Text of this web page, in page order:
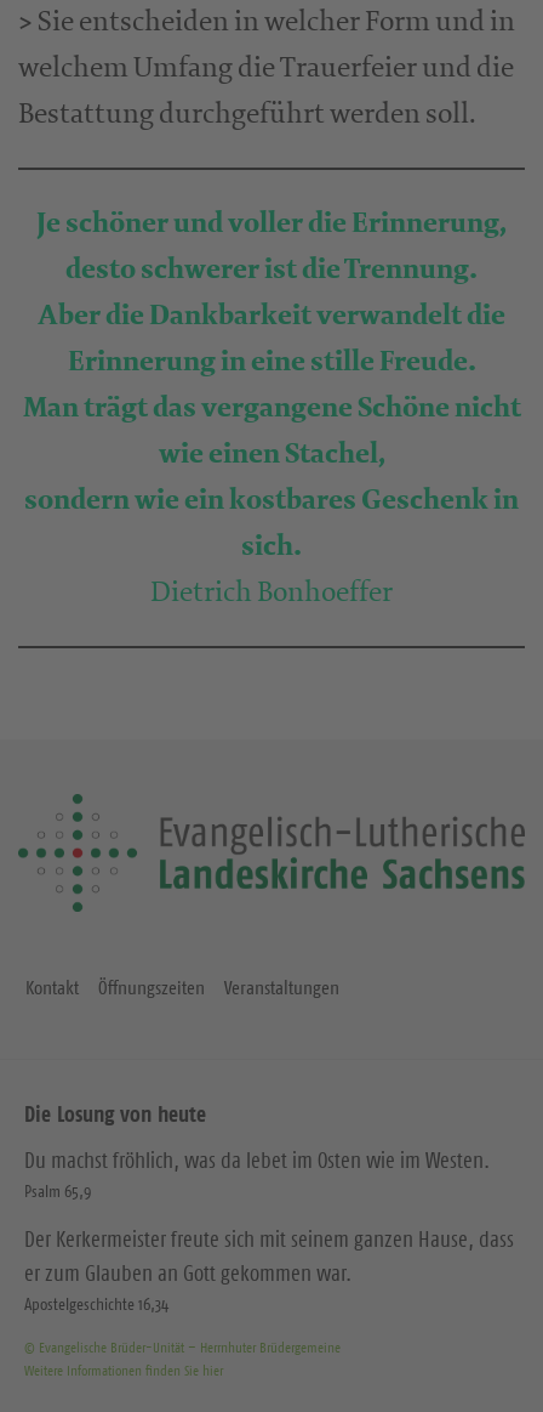
> Sie entscheiden in welcher Form und in
welchem Umfang die Trauerfeier und die
Bestattung durchgeführt werden soll.
Je schöner und voller die Erinnerung,
desto schwerer ist die Trennung.
Aber die Dankbarkeit verwandelt die
Erinnerung in eine stille Freude.
Man trägt das vergangene Schöne nicht
wie einen Stachel,
sondern wie ein kostbares Geschenk in
sich.
Dietrich Bonhoeffer
Kontakt Öffnungszeiten Veranstaltungen
Die Losung von heute
Du machst fröhlich, was da lebet im Osten wie im Westen.
Psalm 65,9
Der Kerkermeister freute sich mit seinem ganzen Hause, dass
er zum Glauben an Gott gekommen war.
Apostelgeschichte 16,34
© Evangelische Brüder-Unität – Herrnhuter Brüdergemeine
Weitere Informationen finden Sie hier